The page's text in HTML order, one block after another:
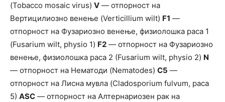
(Tobacco mosaic virus) V — отпорност на
Вертицилиозно венење (Verticillium wilt) F1 —
отпорност на Фузариозно венење, физиолошка раса 1
(Fusarium wilt, physio 1) F2 — отпорност на Фузариозно
венење, физиолошка раса 2 (Fusarium wilt, physio 2) N
— отпорност на Нематоди (Nematodes) C5 —
отпорност на Лисна мувла (Cladosporium fulvum, раса
5) ASC — отпорност на Алтернариозен рак на